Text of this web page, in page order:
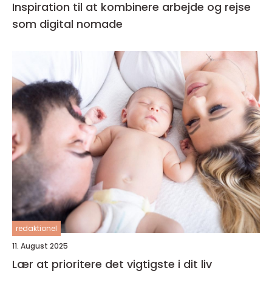
Inspiration til at kombinere arbejde og rejse
som digital nomade
redaktionel
11. August 2025
Lær at prioritere det vigtigste i dit liv